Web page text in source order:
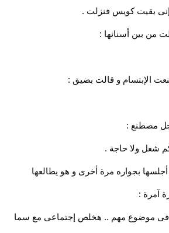
بقيت كويس فنزلت .
من بين أسنانها :
الإبتسام و قالت بضيق :
مصطنع :
شغل ولا حاجة .
بجواره مرة أخرى و هو يطالعها
آمرة :
فى موضوع مهم .. هخلص إجتماعى مع سما